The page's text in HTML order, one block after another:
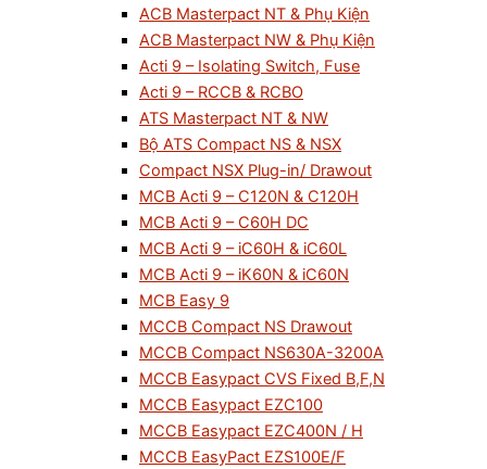
ACB Masterpact NT & Phụ Kiện
ACB Masterpact NW & Phụ Kiện
Acti 9 – Isolating Switch, Fuse
Acti 9 – RCCB & RCBO
ATS Masterpact NT & NW
Bộ ATS Compact NS & NSX
Compact NSX Plug-in/ Drawout
MCB Acti 9 – C120N & C120H
MCB Acti 9 – C60H DC
MCB Acti 9 – iC60H & iC60L
MCB Acti 9 – iK60N & iC60N
MCB Easy 9
MCCB Compact NS Drawout
MCCB Compact NS630A-3200A
MCCB Easypact CVS Fixed B,F,N
MCCB Easypact EZC100
MCCB Easypact EZC400N / H
MCCB EasyPact EZS100E/F